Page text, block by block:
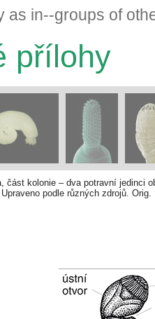
as in--groups of
přílohy
část kolonie – dva potravní jedinci
podle různých zdrojů. Orig.